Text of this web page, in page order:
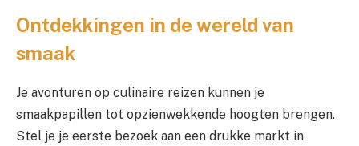
Ontdekkingen in de wereld van
smaak
Je avonturen op culinaire reizen kunnen je
smaakpapillen tot opzienwekkende hoogten brengen.
Stel je je eerste bezoek aan een drukke markt in